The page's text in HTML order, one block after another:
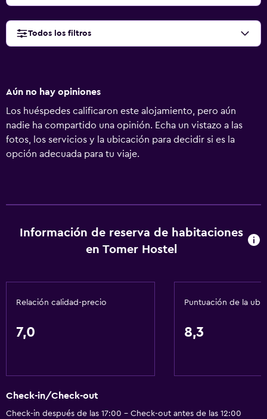
Todos los filtros
Aún no hay opiniones
Los huéspedes calificaron este alojamiento, pero aún
nadie ha compartido una opinión. Echa un vistazo a las
fotos, los servicios y la ubicación para decidir si es la
opción adecuada para tu viaje.
Información de reserva de habitaciones
en Tomer Hostel
Relación calidad-precio
7,0
Puntuación de la
8,3
Check-in/Check-out
Check-in después de las 17:00 - Check-out antes de las 12:00